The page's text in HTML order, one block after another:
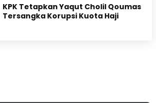
KPK Tetapkan Yaqut Cholil Qoumas
Tersangka Korupsi Kuota Haji